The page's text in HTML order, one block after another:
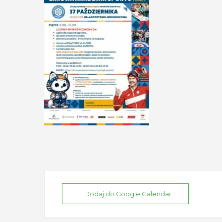
+ Dodaj do Google Calendar